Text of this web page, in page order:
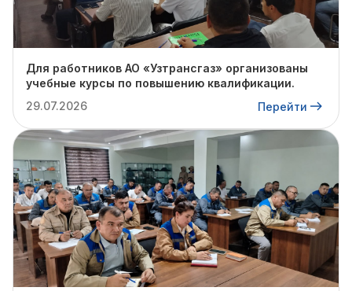
Для работников АО «Узтрансгаз» организованы
учебные курсы по повышению квалификации.
29.07.2026
Перейти